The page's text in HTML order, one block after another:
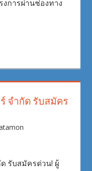
การผ่านช่องทาง
จำกัด รับสมัคร
รับสมัครด่วน! ผู้